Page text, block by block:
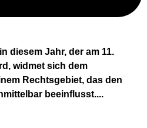
diesem Jahr, der am 11.
widmet sich dem
Rechtsgebiet, das den
beeinflusst....